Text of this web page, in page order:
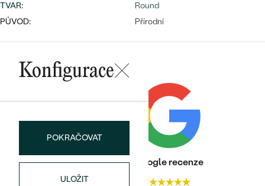
Wave kolekce
OBJEVIT
PROHLÉDNOUT
TVAR:
Round
PŮVOD:
Přírodní
Konfigurace
POKRAČOVAT
ULOŽIT
Heureka recenze
4.9
Google recenze
4.7